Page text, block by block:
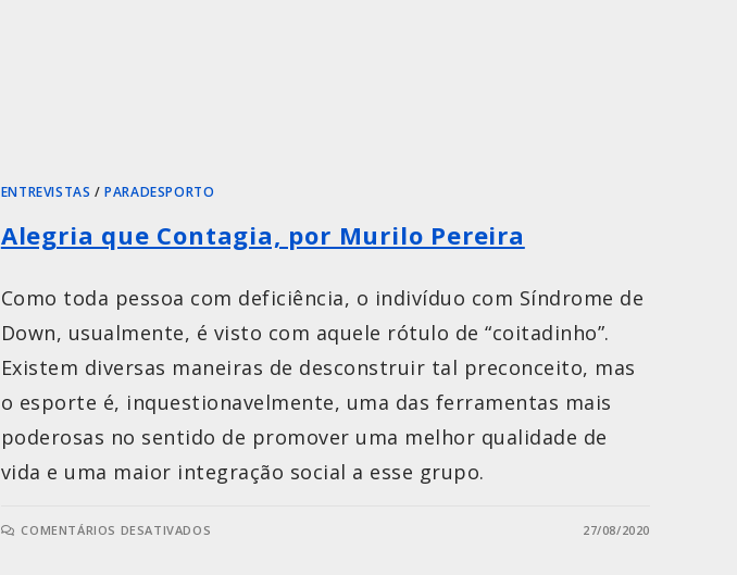
ENTREVISTAS /PARADESPORTO
Alegria que Contagia, por Murilo Pereira
Como toda pessoa com deficiência, o indivíduo com Síndrome de
Down, usualmente, é visto com aquele rótulo de “coitadinho”.
Existem diversas maneiras de desconstruir tal preconceito, mas
o esporte é, inquestionavelmente, uma das ferramentas mais
poderosas no sentido de promover uma melhor qualidade de
vida e uma maior integração social a esse grupo.
COMENTÁRIOS DESATIVADOS 27/08/2020